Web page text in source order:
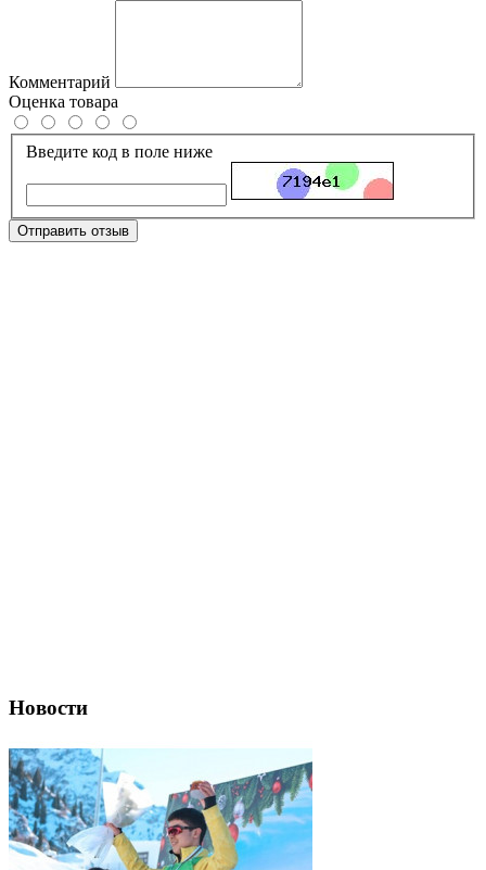
Комментарий
Оценка товара
Введите код в поле ниже
Отправить отзыв
Новости